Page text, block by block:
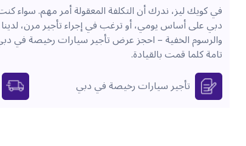
في كويك ليز، ندرك أن التكلفة المعقولة أمر مهم.
دبي على أساس يومي، أو ترغب في إجراء تأجير مرن،
والرسوم الخفية – احجز عرض تأجير سيارات رخيصة في
تامة كلما قمت بالقيادة.
تأجير سيارات رخيصة في دبي